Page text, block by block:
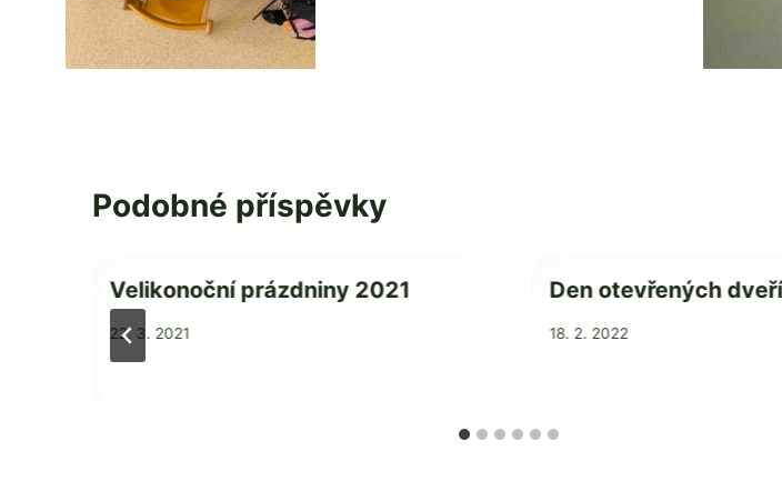
Podobné příspěvky
Velikonoční prázdniny 2021
Od
Mgr.
22. 3. 2021
Den otevřených
Od
18. 2. 2022